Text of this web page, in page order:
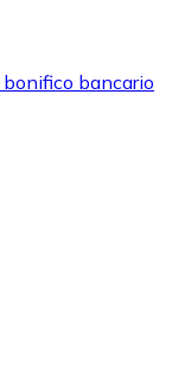
con
bancario